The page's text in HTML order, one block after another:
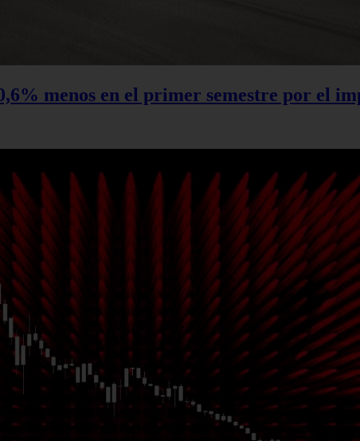
menos en el primer semestre por el